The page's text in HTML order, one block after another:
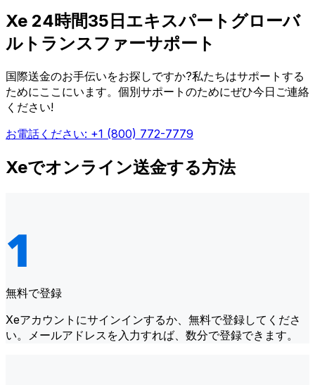
Xe 24時間35日エキスパートグローバ
ルトランスファーサポート
国際送金のお手伝いをお探しですか?私たちはサポートする
ためにここにいます。個別サポートのためにぜひ今日ご連絡
ください!
お電話ください: +1 (800) 772-7779
Xeでオンライン送金する方法
無料で登録
Xeアカウントにサインインするか、無料で登録してくださ
い。メールアドレスを入力すれば、数分で登録できます。